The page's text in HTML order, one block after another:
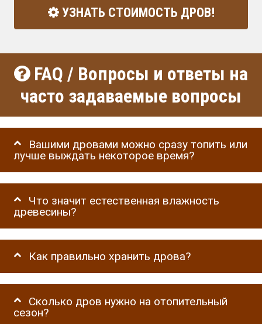
УЗНАТЬ СТОИМОСТЬ ДРОВ!
FAQ / Вопросы и ответы на
часто задаваемые вопросы
Вашими дровами можно сразу топить или
лучше выждать некоторое время?
Что значит естественная влажность
древесины?
Как правильно хранить дрова?
Сколько дров нужно на отопительный
сезон?